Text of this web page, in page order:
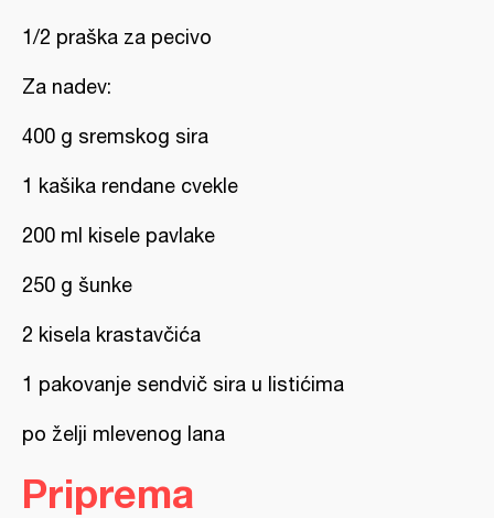
1/2 praška za pecivo
Za nadev:
400 g sremskog sira
1 kašika rendane cvekle
200 ml kisele pavlake
250 g šunke
2 kisela krastavčića
1 pakovanje sendvič sira u listićima
po želji mlevenog lana
Priprema